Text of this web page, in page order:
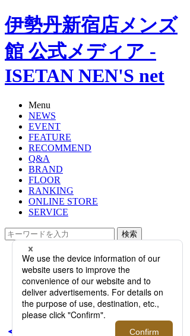
伊勢丹新宿店メンズ
館 公式メディア -
ISETAN NEN'S net
Menu
NEWS
EVENT
FEATURE
RECOMMEND
Q&A
BRAND
FLOOR
RANKING
ONLINE STORE
SERVICE
検索
TOP
PHOTO
＜ワコールメン＞衝撃的なまでにセ
クシー！話題の「レースボクサー」
から新作が発売。
＜ワコールメン＞衝撃的な